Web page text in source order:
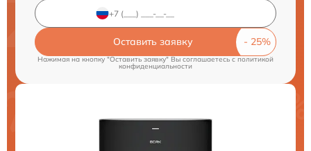
Оставить заявку
Нажимая на кнопку "Оставить заявку" Вы соглашаетесь cполитикой
конфиденциальности